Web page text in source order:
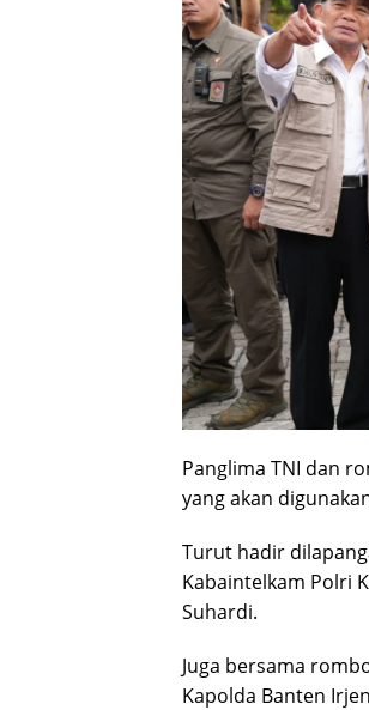
Panglima TNI dan
yang akan
Turut hadir
Kabaintelkam Polri
Suhardi.
Juga bersama
Kapolda Banten